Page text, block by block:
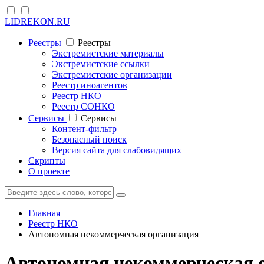
LIDREKON.RU
Реестры
Реестры
Экстремистские материалы
Экстремистские ссылки
Экстремистские организации
Реестр иноагентов
Реестр НКО
Реестр СОНКО
Cервисы
Cервисы
Контент-фильтр
Безопасный поиск
Версия сайта для слабовидящих
Скрипты
О проекте
Главная
Реестр НКО
Автономная некоммерческая организация